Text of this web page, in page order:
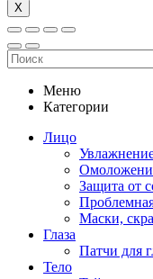
Х
Меню
Категории
Лицо
Защита от
Маски,
Глаза
Патчи для
Тело